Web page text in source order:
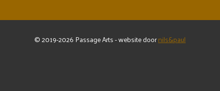
© 2019-2026 Passage Arts - website doornils&paul